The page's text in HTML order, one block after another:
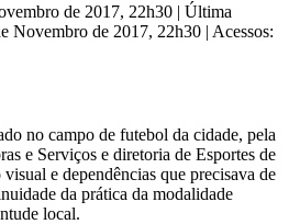
de 2017, 22h30 | Última
Novembro de 2017, 22h30 | Acessos:
no campo de futebol da cidade, pela
e Serviços e diretoria de Esportes de
e dependências que precisava de
da prática da modalidade
local.